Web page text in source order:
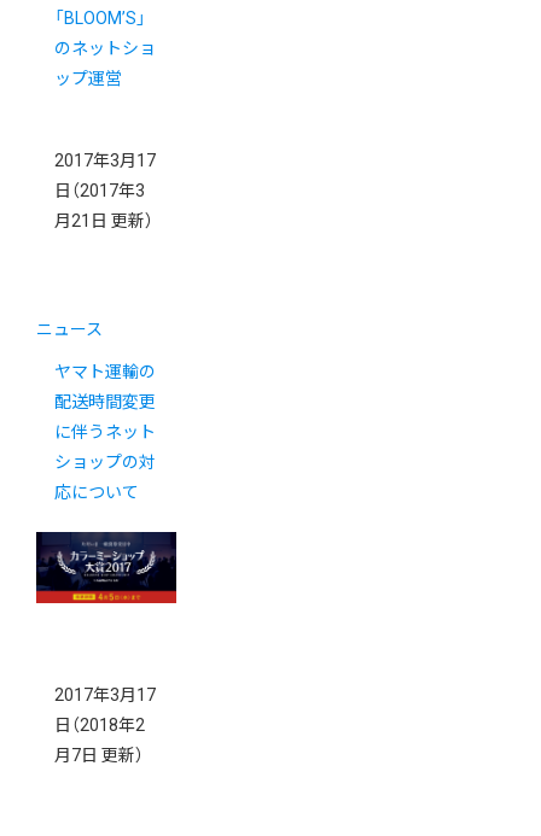
「BLOOM’S」
のネットショ
ップ運営
2017年3月17
日 （2017年3
月21日 更新）
ニュース
ヤマト運輸の
配送時間変更
に伴うネット
ショップの対
応について
2017年3月17
日 （2018年2
月7日 更新）